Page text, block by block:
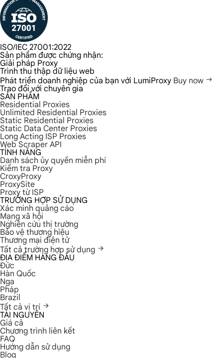
ISO/IEC 27001:2022
Sản phẩm được chứng nhận:
Giải pháp Proxy
Trình thu thập dữ liệu web
Phát triển doanh nghiệp của bạn với LumiProxy Buy now
Trao đổi với chuyên gia
SẢN PHẨM
Residential Proxies
Unlimited Residential Proxies
Static Residential Proxies
Static Data Center Proxies
Long Acting ISP Proxies
Web Scraper API
TÍNH NĂNG
Danh sách ủy quyền miễn phí
Kiểm tra Proxy
CroxyProxy
ProxySite
Proxy từ ISP
TRƯỜNG HỢP SỬ DỤNG
Xác minh quảng cáo
Mạng xã hội
Nghiên cứu thị trường
Bảo vệ thương hiệu
Thương mại điện tử
Tất cả trường hợp sử dụng
ĐỊA ĐIỂM HÀNG ĐẦU
Đức
Hàn Quốc
Nga
Pháp
Brazil
Tất cả vị trí
TÀI NGUYÊN
Giá cả
Chương trình liên kết
FAQ
Hướng dẫn sử dụng
Blog